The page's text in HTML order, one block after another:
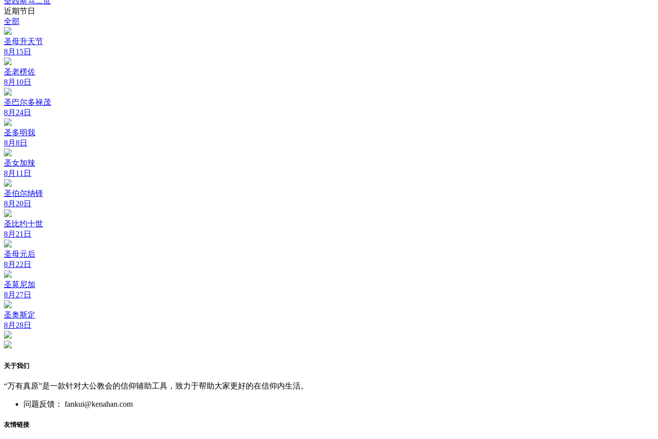
近期节日
全部
圣母升天节
8月15日
圣老楞佐
8月10日
圣巴尔多禄茂
8月24日
圣多明我
8月8日
圣女加辣
8月11日
圣伯尔纳铎
8月20日
圣比约十世
8月21日
圣母元后
8月22日
圣莫尼加
8月27日
圣奥斯定
8月28日
关于我们
“万有真原”是一款针对大公教会的信仰辅助工具，致力于帮助大家更好的在信仰内生活。
问题反馈： fankui@kenahan.com
友情链接